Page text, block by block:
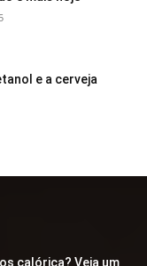
e a cerveja
calórica? Veja um